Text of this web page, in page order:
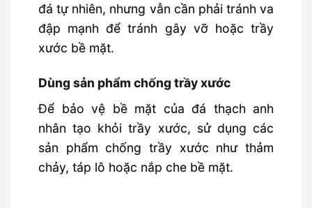
đá tự nhiên, nhưng vẫn cần phải tránh va
đập mạnh để tránh gây vỡ hoặc trầy
xước bề mặt.
Dùng sản phẩm chống trầy xước
Để bảo vệ bề mặt của đá thạch anh
nhân tạo khỏi trầy xước, sử dụng các
sản phẩm chống trầy xước như thảm
chảy, táp lô hoặc nắp che bề mặt.